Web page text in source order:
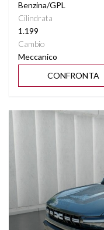
Benzina/GPL
Cilindrata
1.199
Cambio
Meccanico
CONFRONTA
Vedi dettagli